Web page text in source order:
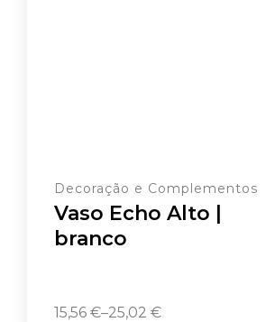
Decoração e Complementos
Vaso Echo Alto |
branco
15,56 €–25,02 €